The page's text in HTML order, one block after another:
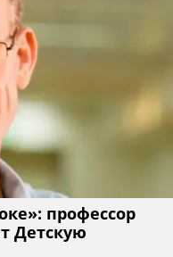
профессор
Детскую